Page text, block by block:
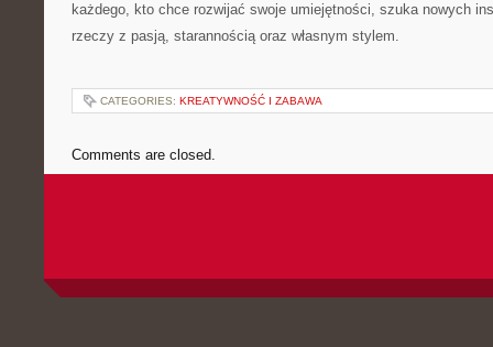
każdego, kto chce rozwijać swoje umiejętności, szuka nowych
rzeczy z pasją, starannością oraz własnym stylem.
CATEGORIES: KREATYWNOŚĆ I ZABAWA
Comments are closed.